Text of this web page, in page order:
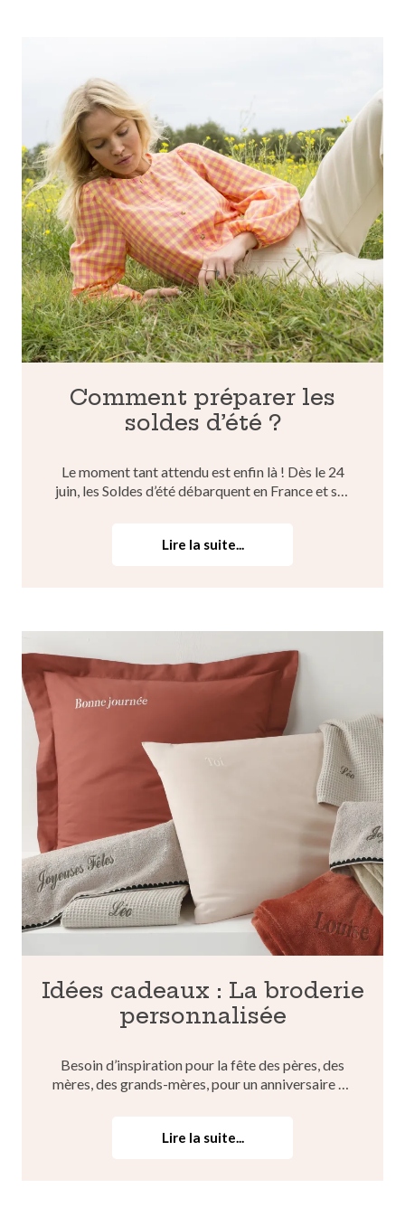
Comment préparer les
soldes d’été ?
Le moment tant attendu est enfin là ! Dès le 24
juin, les Soldes d’été débarquent en France et sur
bain, maison, chaussures, accessoires… Tous nos
Lire la suite...
Idées cadeaux : La broderie
personnalisée
Besoin d’inspiration pour la fête des pères, des
mères, des grands-mères, pour un anniversaire ou
idéal pour toutes les occasions ! Offrez un
Lire la suite...